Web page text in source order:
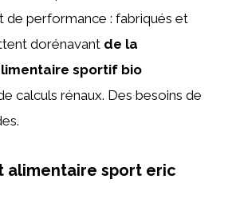
de performance : fabriqués et
dorénavant de la
sportif bio
calculs rénaux. Des besoins de
alimentaire sport eric